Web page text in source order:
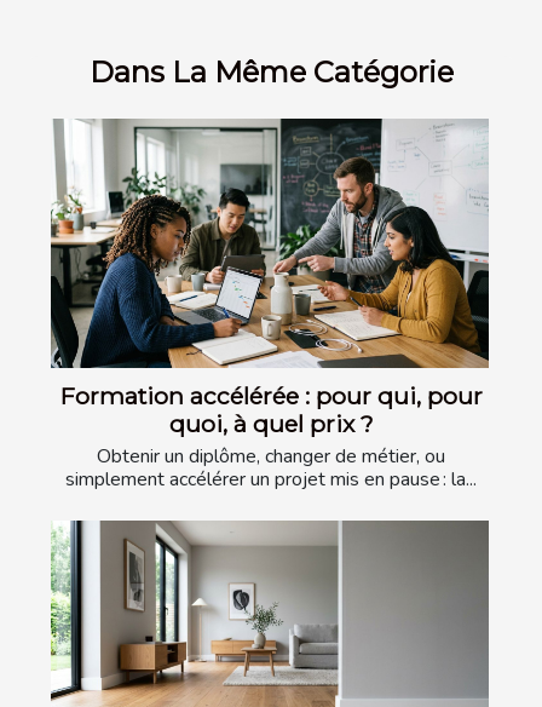
Dans La Même Catégorie
Formation accélérée : pour qui, pour
quoi, à quel prix ?
Obtenir un diplôme, changer de métier, ou
simplement accélérer un projet mis en pause : la...